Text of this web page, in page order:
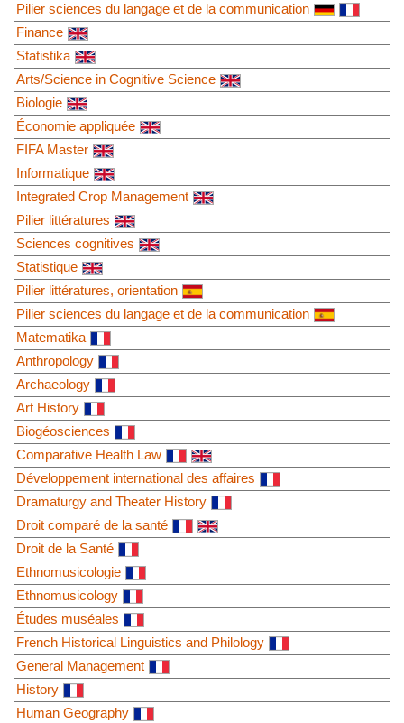
Pilier sciences du langage et de la communication
Finance
Statistika
Arts/Science in Cognitive Science
Biologie
Économie appliquée
FIFA Master
Informatique
Integrated Crop Management
Pilier littératures
Sciences cognitives
Statistique
Pilier littératures, orientation
Pilier sciences du langage et de la communication
Matematika
Anthropology
Archaeology
Art History
Biogéosciences
Comparative Health Law
Développement international des affaires
Dramaturgy and Theater History
Droit comparé de la santé
Droit de la Santé
Ethnomusicologie
Ethnomusicology
Études muséales
French Historical Linguistics and Philology
General Management
History
Human Geography